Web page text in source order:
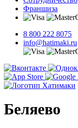
Франшиза
8 800 222 8075
info@hatimaki.ru
Беляево